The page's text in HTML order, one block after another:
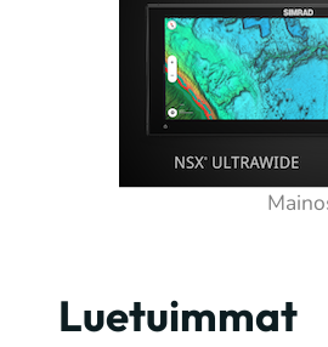
Luetuimmat